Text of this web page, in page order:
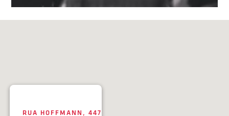
RUA HOFFMANN, 447